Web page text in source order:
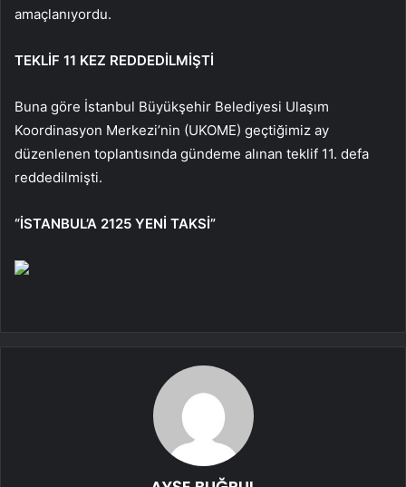
amaçlanıyordu.
TEKLİF 11 KEZ REDDEDİLMİŞTİ
Buna göre İstanbul Büyükşehir Belediyesi Ulaşım
Koordinasyon Merkezi’nin (UKOME) geçtiğimiz ay
düzenlenen toplantısında gündeme alınan teklif 11. defa
reddedilmişti.
“İSTANBUL’A 2125 YENİ TAKSİ”